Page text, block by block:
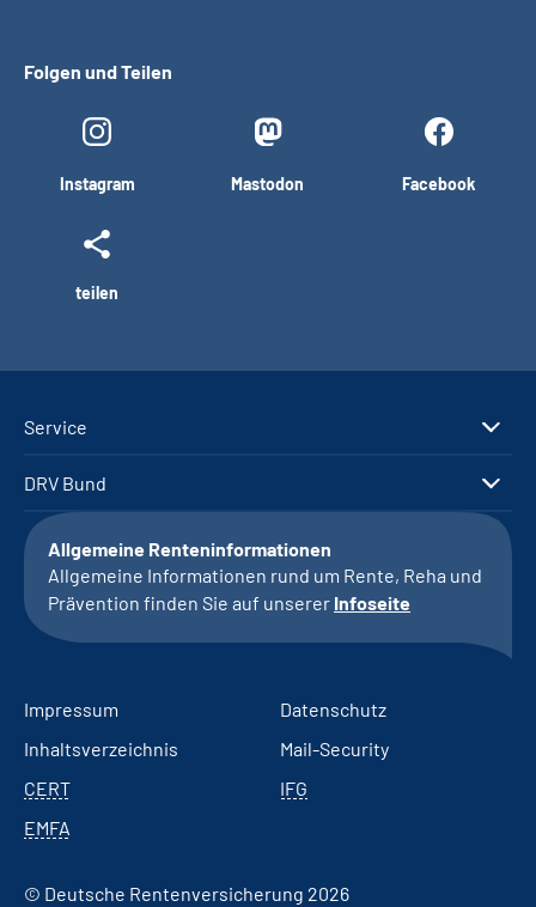
Folgen und Teilen
Instagram Mastodon Facebook
teilen
Service
DRV Bund
Allgemeine Renteninformationen
Allgemeine Informationen rund um Rente, Reha und
Prävention finden Sie auf unserer Infoseite
Impressum
Datenschutz
Inhaltsverzeichnis
Mail-Security
CERT
IFG
EMFA
© Deutsche Rentenversicherung 2026